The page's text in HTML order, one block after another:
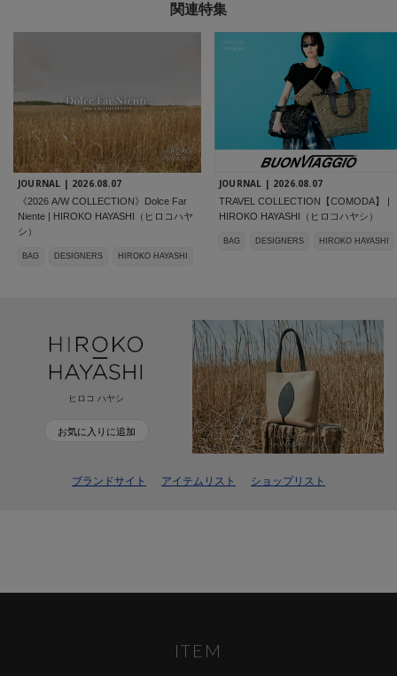
関連特集
JOURNAL | 2026.08.07
《2026 A/W COLLECTION》Dolce Far
Niente | HIROKO HAYASHI（ヒロコハヤ
シ）
BAG DESIGNERS HIROKO HAYASHI
JOURNAL | 2026.08.07
TRAVEL COLLECTION【COMODA】 |
HIROKO HAYASHI（ヒロコハヤシ）
BAG DESIGNERS HIROKO HAYASHI
ヒロコ ハヤシ
お気に入りに追加
ブランドサイト アイテムリスト ショップリスト
ITEM